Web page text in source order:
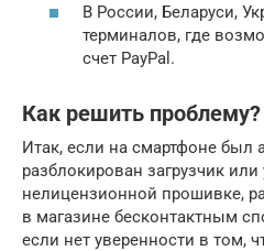
В России, Беларуси,
терминалов, где
счет PayPal.
Как решить проблему?
Итак, если на смартфоне был
разблокирован загрузчик или
нелицензионной прошивке,
в магазине бесконтактным
если нет уверенности в том,